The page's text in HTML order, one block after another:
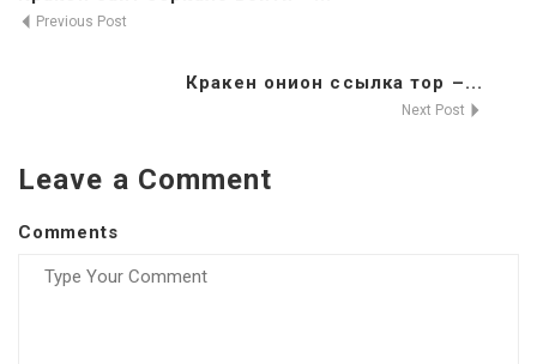
Previous Post
Кракен онион ссылка тор –...
Next Post
Leave a Comment
Comments